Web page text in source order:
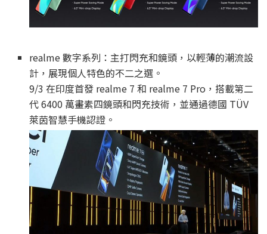
realme 數字系列：主打閃充和鏡頭，以輕薄的潮流設
計，展現個人特色的不二之選。
9/3 在印度首發 realme 7 和 realme 7 Pro，搭載第二
代 6400 萬畫素四鏡頭和閃充技術，並通過德國 TÜV
萊茵智慧手機認證。